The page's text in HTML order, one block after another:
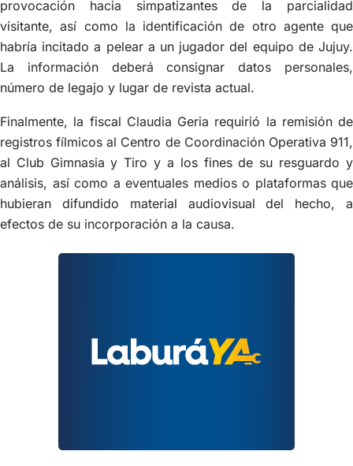
provocación hacia simpatizantes de la parcialidad
visitante, así como la identificación de otro agente que
habría incitado a pelear a un jugador del equipo de Jujuy.
La información deberá consignar datos personales,
número de legajo y lugar de revista actual.
Finalmente, la fiscal Claudia Geria requirió la remisión de
registros fílmicos al Centro de Coordinación Operativa 911,
al Club Gimnasia y Tiro y a los fines de su resguardo y
análisis, así como a eventuales medios o plataformas que
hubieran difundido material audiovisual del hecho, a
efectos de su incorporación a la causa.